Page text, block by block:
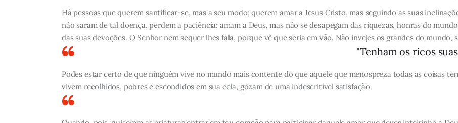
Há pessoas que querem santificar-se, mas a seu modo; querem amar a Jesus Cristo, mas seguindo as suas
não saram de tal doença, perdem a paciência; amam a Deus, mas não se desapegam das riquezas, honras do
das suas devoções. O Senhor nem sequer lhes fala, porque vê que seria em vão. Não invejes os grandes do
"Tenham os ricos
Podes estar certo de que ninguém vive no mundo mais contente do que aquele que menospreza todas as coisas
vivem recolhidos, pobres e escondidos em sua cela, gozam de uma indescritível satisfação.